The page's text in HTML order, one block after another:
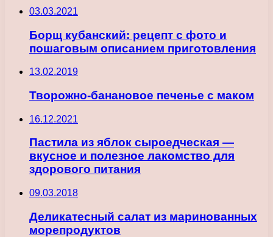
03.03.2021
Борщ кубанский: рецепт с фото и
пошаговым описанием приготовления
13.02.2019
Творожно-банановое печенье с маком
16.12.2021
Пастила из яблок сыроедческая —
вкусное и полезное лакомство для
здорового питания
09.03.2018
Деликатесный салат из маринованных
морепродуктов